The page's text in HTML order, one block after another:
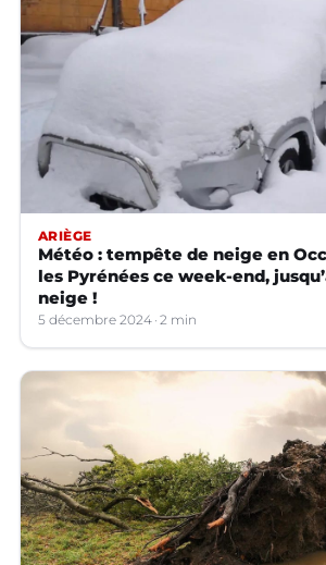
ARIÈGE
Météo : tempête de neige en
les Pyrénées ce week-end,
neige !
5 décembre 2024 2 min